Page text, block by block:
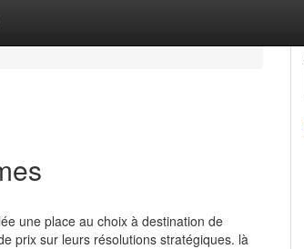
une place au choix à destination de
prix sur leurs résolutions stratégiques. là